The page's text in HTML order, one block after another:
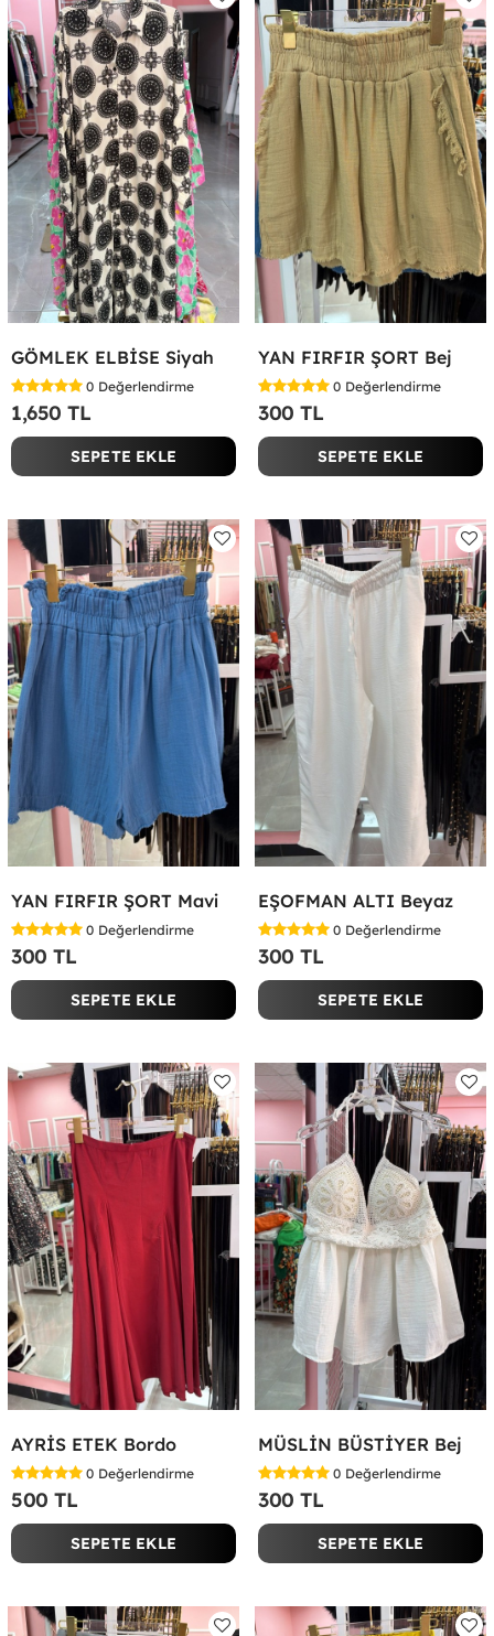
GÖMLEK ELBİSE Siyah
0 Değerlendirme
1,650 TL
SEPETE EKLE
YAN FIRFIR ŞORT Bej
0 Değerlendirme
300 TL
SEPETE EKLE
YAN FIRFIR ŞORT Mavi
0 Değerlendirme
300 TL
SEPETE EKLE
EŞOFMAN ALTI Beyaz
0 Değerlendirme
300 TL
SEPETE EKLE
AYRİS ETEK Bordo
0 Değerlendirme
500 TL
SEPETE EKLE
MÜSLİN BÜSTİYER Bej
0 Değerlendirme
300 TL
SEPETE EKLE